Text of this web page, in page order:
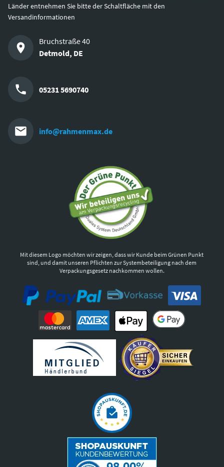
Länder entnehmen Sie bitte der Schaltfläche mit den
Versandinformationen
Bruchstraße 40
Detmold, DE
05231 5690740
info@rahmenmax.de
Mit diesem Logo möchten wir zeigen, dass wir Kunde beim Grünen Punkt
sind, und damit unseren Pflichten zur Systembeteiligung nach dem
Verpackungsgesetz nachkommen wollen.